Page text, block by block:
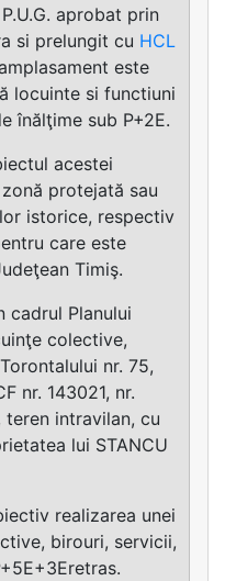
aprobat prin
si prelungit cu HCL
este
locuinte si functiuni
înălţime sub P+2E.
acestei
protejată sau
istorice, respectiv
care este
Timiş.
cadrul Planului
colective,
nr. 75,
nr. 143021, nr.
intravilan, cu
lui STANCU
realizarea unei
birouri, servicii,